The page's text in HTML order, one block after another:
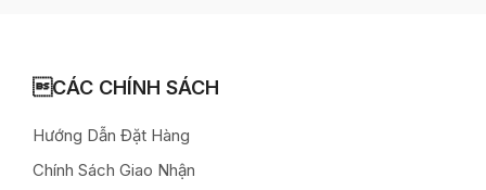
CÁC CHÍNH SÁCH
Hướng Dẫn Đặt Hàng
Chính Sách Giao Nhận